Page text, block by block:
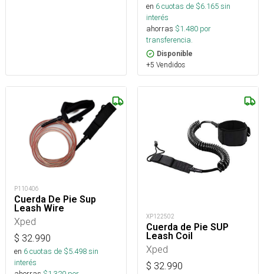
en 6cuotas de $6.165sin
interés
ahorras $1.480 por
transferencia.
Disponible
+5 Vendidos
P110406
Cuerda De Pie Sup
Leash Wire
Xped
$ 32.990
en 6cuotas de $5.498sin
interés
XP122502
Cuerda de Pie SUP
Leash Coil
Xped
$ 32.990